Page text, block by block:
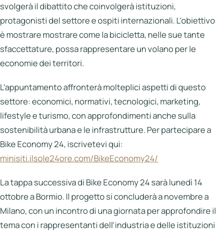
svolgerà il dibattito che coinvolgerà istituzioni,
protagonisti del settore e ospiti internazionali. L’obiettivo
è mostrare mostrare come la bicicletta, nelle sue tante
sfaccettature, possa rappresentare un volano per le
economie dei territori.
L’appuntamento affronterà molteplici aspetti di questo
settore: economici, normativi, tecnologici, marketing,
lifestyle e turismo, con approfondimenti anche sulla
sostenibilità urbana e le infrastrutture. Per partecipare a
Bike Economy 24, iscrivetevi qui:
minisiti.ilsole24ore.com/BikeEconomy24/
La tappa successiva di Bike Economy 24 sarà lunedì 14
ottobre a Bormio. Il progetto si concluderà a novembre a
Milano, con un incontro di una giornata per approfondire il
tema con i rappresentanti dell’industria e delle istituzioni